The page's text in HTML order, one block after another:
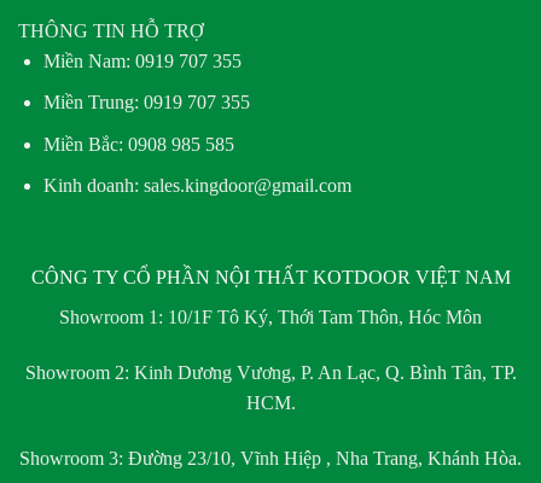
THÔNG TIN HỖ TRỢ
Miền Nam: 0919 707 355
Miền Trung: 0919 707 355
Miền Bắc: 0908 985 585
Kinh doanh: sales.kingdoor@gmail.com
CÔNG TY CỔ PHẦN NỘI THẤT KOTDOOR VIỆT NAM
Showroom 1: 10/1F Tô Ký, Thới Tam Thôn, Hóc Môn
Showroom 2: Kinh Dương Vương, P. An Lạc, Q. Bình Tân, TP.
HCM.
Showroom 3: Đường 23/10, Vĩnh Hiệp , Nha Trang, Khánh Hòa.